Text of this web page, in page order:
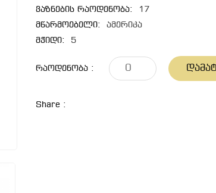
ვაზნების რაოდენობა:
17
მწარმოებელი:
ამერიკა
მჭიდი:
5
Რაოდენობა :
Share :